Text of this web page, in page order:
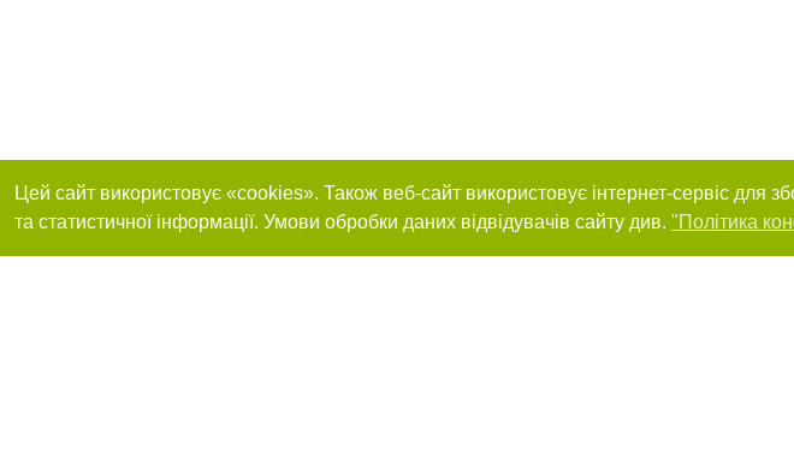
Цей сайт використовує «cookies». Також веб-сайт використовує інтернет-сервіс для
та статистичної інформації. Умови обробки даних відвідувачів сайту див. "Політика